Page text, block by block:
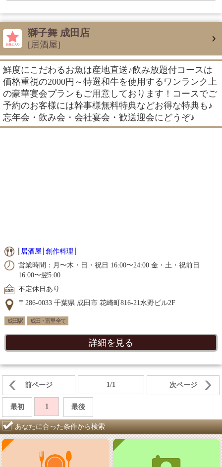
獅子舞 成田店
[居酒屋]
鮮度にこだわるお魚は産地直送♪飲み放題付コースは
価格重視の2000円～特選和牛を使用するワンランク上
の豪華宴会プランもご用意しております！コースでご
予約のお客様には幹事様無料特典などお得な特典も♪
忘年会・飲み会・会社宴会・歓送迎会にどうぞ♪
居酒屋 創作料理
営業時間：月〜木・日・祝日 16:00〜24:00 金・土・祝前日
16:00〜翌5:00
不定休日あり
〒286-0033 千葉県 成田市 花崎町816-21水野ビル2F
成田駅 成田・富里 全て
詳細を見る
前ページ 1/1 次ページ
最初 1 最後
あなたに合った条件から検索